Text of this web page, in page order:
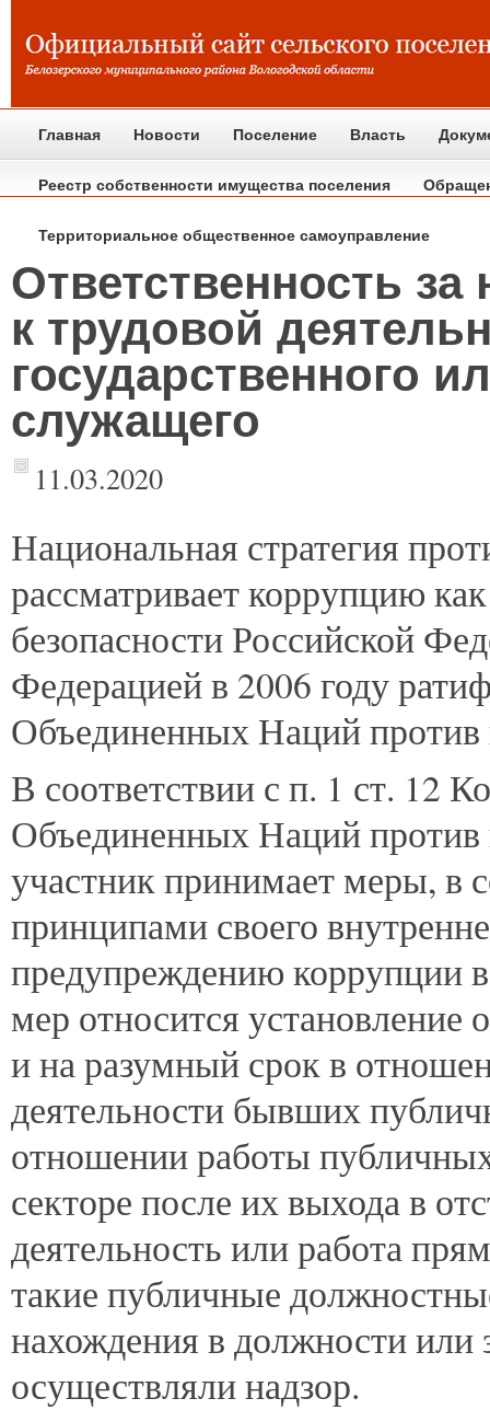
Главная Новости Поселение Власть
Реестр собственности имущества поселения
Территориальное общественное самоуправление
Ответственность за
к трудовой
государственного
служащего
11.03.2020
Национальная стратегия
рассматривает коррупцию
безопасности Российской
Федерацией в 2006 году
Объединенных Наций против
В соответствии с п. 1 ст. 12
Объединенных Наций против
участник принимает меры, в
принципами своего
предупреждению коррупции
мер относится
и на разумный срок в
деятельности бывших
отношении работы
секторе после их выхода в
деятельность или работа
такие публичные
нахождения в должности
осуществляли надзор.